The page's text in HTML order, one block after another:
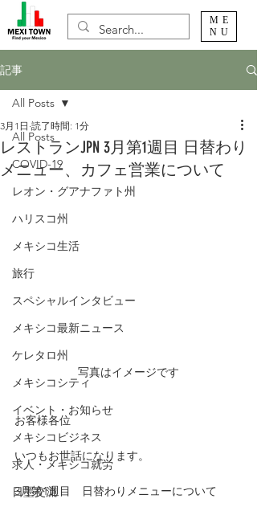
ME
NU
記事
All Posts
COVID-19
レオン・グアナファト州
ハリスコ州
メキシコ生活
旅行
スペシャルインタビュー
メキシコ最新ニュース
ケレタロ州
メキシコシティ
イベント・お知らせ
メキシコビジネス
求人・メキシコ就労
日墨交流
All Posts
レストランJPN 3月第1週目 日替わり
メニュー、カフェ営業について
3月1日 読了時間: 1分
写真はイメージです
お客様各位
いつもお世話になります。
3月第1週目　日替わりメニューについて